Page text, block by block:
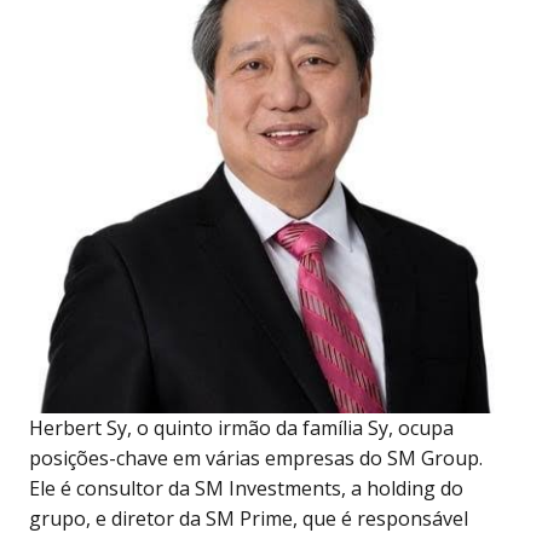
Herbert Sy, o quinto irmão da família Sy, ocupa
posições-chave em várias empresas do SM Group.
Ele é consultor da SM Investments, a holding do
grupo, e diretor da SM Prime, que é responsável